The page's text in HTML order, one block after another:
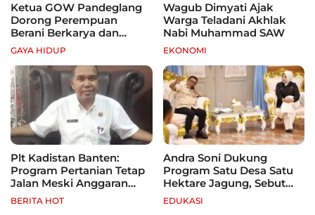
Ketua GOW Pandeglang
Dorong Perempuan
Berani Berkarya dan
Mandiri
GAYA HIDUP
Wagub Dimyati Ajak
Warga Teladani Akhlak
Nabi Muhammad SAW
EKONOMI
Plt Kadistan Banten:
Program Pertanian Tetap
Jalan Meski Anggaran
Terbatas, Fokus Jagung
BERITA HOT
Andra Soni Dukung
Program Satu Desa Satu
Hektare Jagung, Sebut
Banten Punya Peluang
EDUKASI